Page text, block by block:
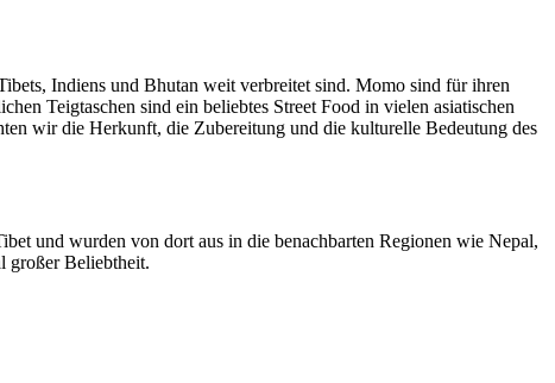
Indiens und Bhutan weit verbreitet sind. Momo sind für ihren
Teigtaschen sind ein beliebtes Street Food in vielen asiatischen
wir die Herkunft, die Zubereitung und die kulturelle Bedeutung des
und wurden von dort aus in die benachbarten Regionen wie Nepal,
großer Beliebtheit.